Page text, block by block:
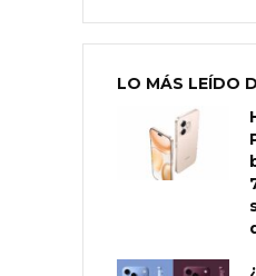
LO MÁS LEÍDO